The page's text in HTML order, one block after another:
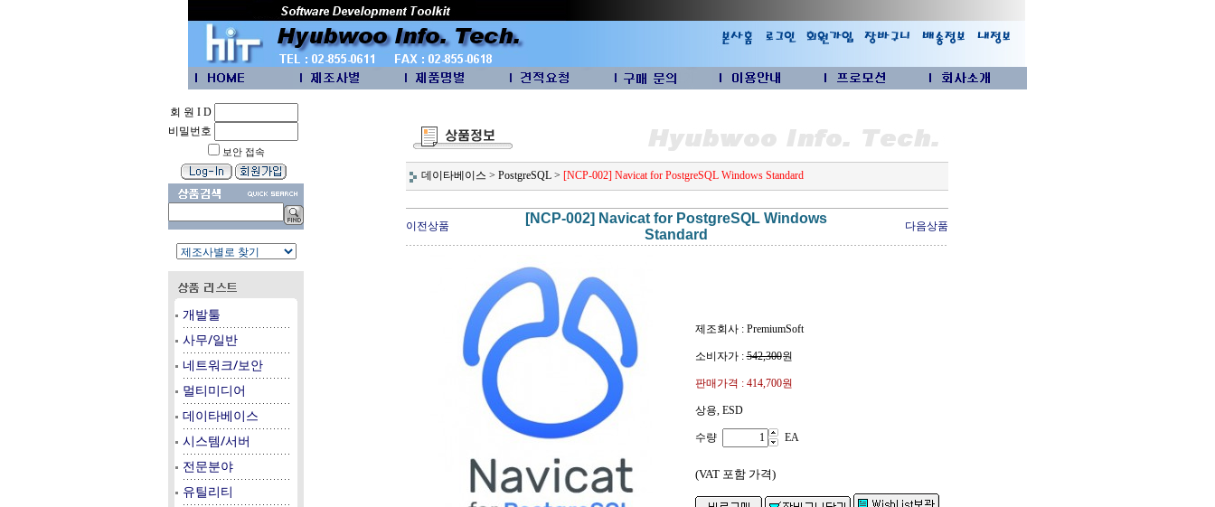
회 원 I D
비밀번호
보안 접속
개발툴
사무/일반
네트워크/보안
멀티미디어
데이타베이스
시스템/서버
전문분야
유틸리티
데이타베이스 > PostgreSQL > [NCP-002] Navicat for PostgreSQL Windows Standard
이전상품
[NCP-002] Navicat for PostgreSQL Windows
Standard
다음상품
제조회사 : PremiumSoft
소비자가 :542,300원
판매가격 : 414,700원
상용, ESD
수량 EA
(VAT 포함 가격)